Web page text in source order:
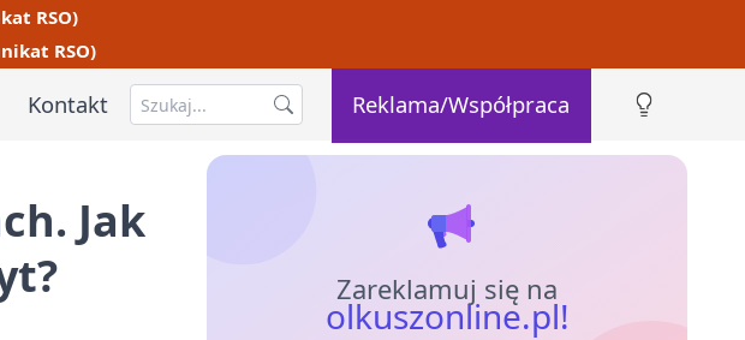
RSO)
RSO)
Kontakt Reklama/Współpraca
Jak
Zareklamuj się na
olkuszonline.pl!